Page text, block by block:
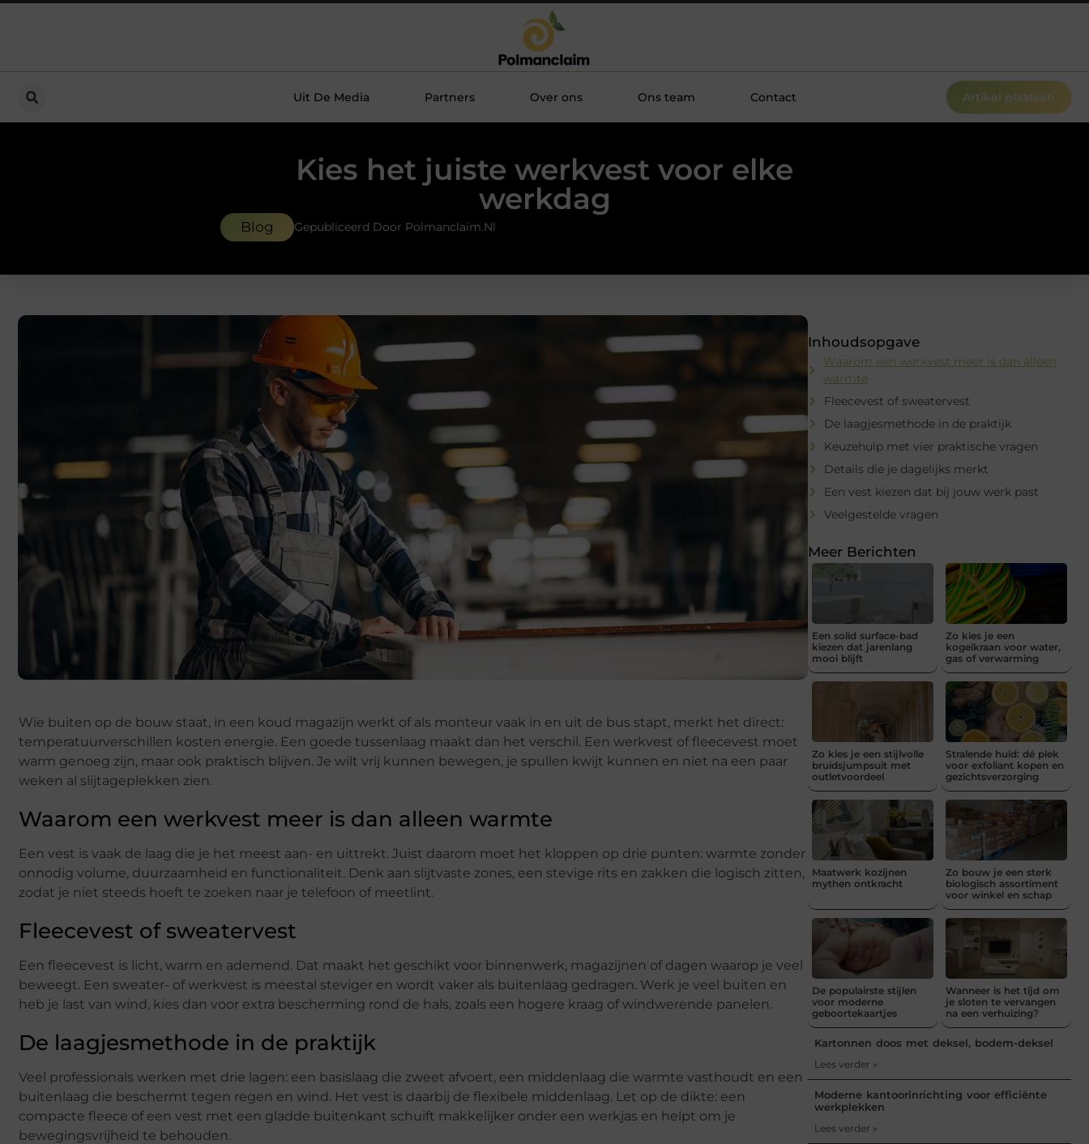
Uit De Media Partners Over ons Ons team Contact Artikel plaatsen
Kies het juiste werkvest voor elke
werkdag
Blog Gepubliceerd Door Polmanclaim.nl
Wie buiten op de bouw staat, in een koud magazijn werkt of als monteur vaak in en uit de bus stapt, merkt het direct:
temperatuurverschillen kosten energie. Een goede tussenlaag maakt dan het verschil. Een werkvest of fleecevest moet
warm genoeg zijn, maar ook praktisch blijven. Je wilt vrij kunnen bewegen, je spullen kwijt kunnen en niet na een paar
weken al slijtageplekken zien.
Waarom een werkvest meer is dan alleen warmte
Een vest is vaak de laag die je het meest aan- en uittrekt. Juist daarom moet het kloppen op drie punten: warmte zonder
onnodig volume, duurzaamheid en functionaliteit. Denk aan slijtvaste zones, een stevige rits en zakken die logisch zitten,
zodat je niet steeds hoeft te zoeken naar je telefoon of meetlint.
Fleecevest of sweatervest
Een fleecevest is licht, warm en ademend. Dat maakt het geschikt voor binnenwerk, magazijnen of dagen waarop je veel
beweegt. Een sweater- of werkvest is meestal steviger en wordt vaker als buitenlaag gedragen. Werk je veel buiten en
heb je last van wind, kies dan voor extra bescherming rond de hals, zoals een hogere kraag of windwerende panelen.
De laagjesmethode in de praktijk
Veel professionals werken met drie lagen: een basislaag die zweet afvoert, een middenlaag die warmte vasthoudt en een
buitenlaag die beschermt tegen regen en wind. Het vest is daarbij de flexibele middenlaag. Let op de dikte: een
compacte fleece of een vest met een gladde buitenkant schuift makkelijker onder een werkjas en helpt om je
bewegingsvrijheid te behouden.
Inhoudsopgave
Waarom een werkvest meer is dan alleen
warmte
Fleecevest of sweatervest
De laagjesmethode in de praktijk
Keuzehulp met vier praktische vragen
Details die je dagelijks merkt
Een vest kiezen dat bij jouw werk past
Veelgestelde vragen
Meer Berichten
Een solid surface-bad
kiezen dat jarenlang
mooi blijft
Zo kies je een
kogelkraan voor water,
gas of verwarming
Zo kies je een stijlvolle
bruidsjumpsuit met
outletvoordeel
Stralende huid: dé plek
voor exfoliant kopen en
gezichtsverzorging
Maatwerk kozijnen
mythen ontkracht
Zo bouw je een sterk
biologisch assortiment
voor winkel en schap
De populairste stijlen
voor moderne
geboortekaartjes
Wanneer is het tijd om
je sloten te vervangen
na een verhuizing?
Kartonnen doos met deksel, bodem-deksel
Lees verder »
Moderne kantoorinrichting voor efficiënte
werkplekken
Lees verder »